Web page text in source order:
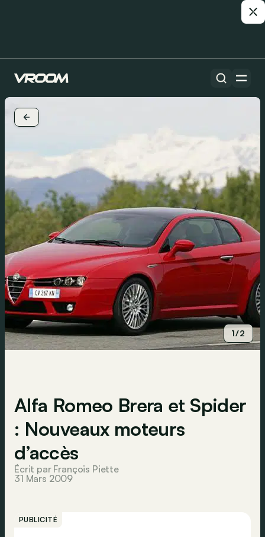
1/2
Alfa Romeo Brera et Spider
: Nouveaux moteurs
d’accès
Écrit par François Piette
31 Mars 2009
PUBLICITÉ